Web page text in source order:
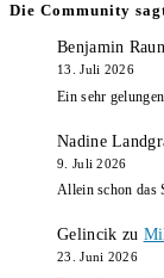
Die Community
Benjamin
13. Juli 2026
Ein sehr
Nadine
9. Juli 2026
Allein schon das
Gelincik zu
23. Juni 2026